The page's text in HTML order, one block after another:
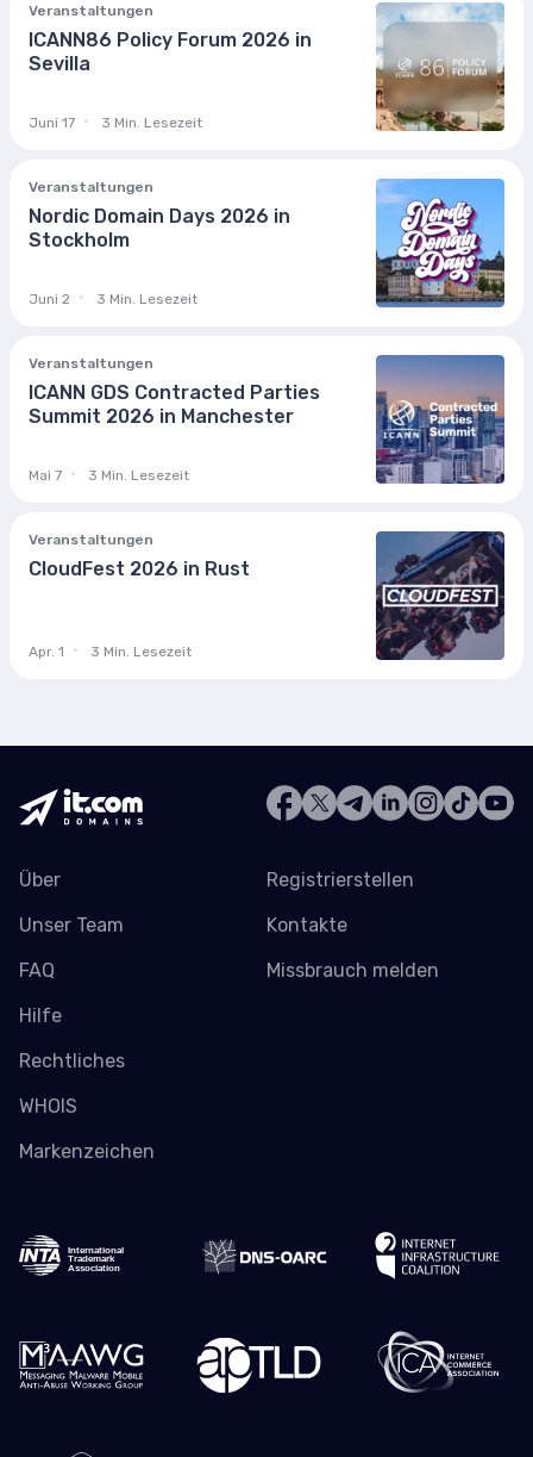
Veranstaltungen
ICANN86 Policy Forum 2026 in
Sevilla
Juni 17 3 Min. Lesezeit
Veranstaltungen
Nordic Domain Days 2026 in
Stockholm
Juni 2 3 Min. Lesezeit
Veranstaltungen
ICANN GDS Contracted Parties
Summit 2026 in Manchester
Mai 7 3 Min. Lesezeit
Veranstaltungen
CloudFest 2026 in Rust
Apr. 1 3 Min. Lesezeit
Über
Unser Team
FAQ
Hilfe
Rechtliches
WHOIS
Markenzeichen
Registrierstellen
Kontakte
Missbrauch melden